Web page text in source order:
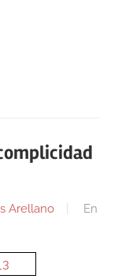
Arellano
En